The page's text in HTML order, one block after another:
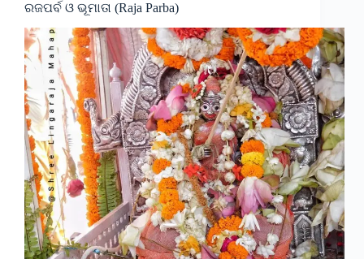
ରଜପର୍ବ ଓ ଭୂମାତା (Raja Parba)